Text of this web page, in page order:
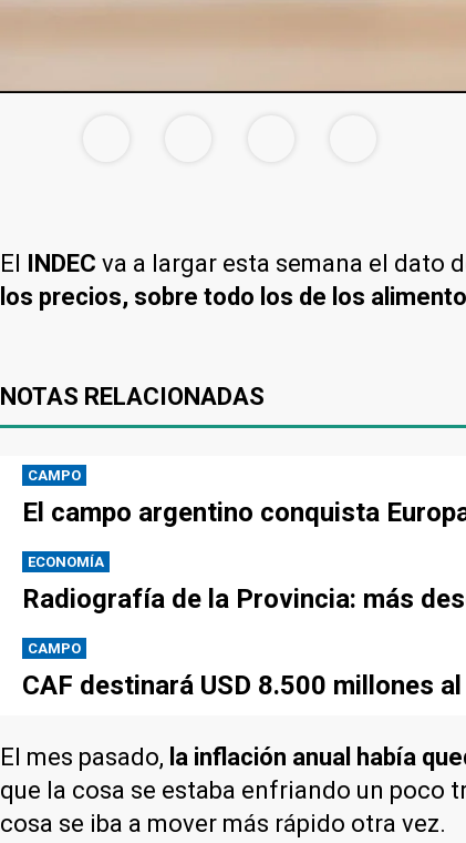
El INDEC va a largar esta semana el dato
los precios, sobre todo los de los
NOTAS RELACIONADAS
CAMPO
El campo argentino conquista
ECONOMÍA
Radiografía de la Provincia: más
CAMPO
CAF destinará USD 8.500 millones
El mes pasado, la inflación anual había
que la cosa se estaba enfriando un poco
cosa se iba a mover más rápido otra vez.